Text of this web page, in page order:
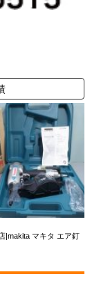
|makita マキタ エア釘